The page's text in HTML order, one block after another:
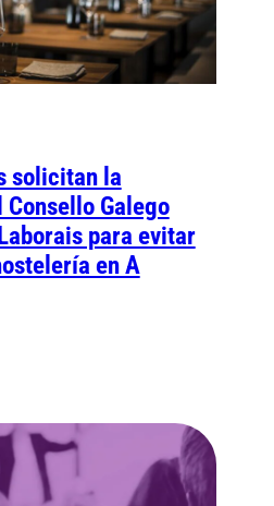
solicitan la
Galego
para evitar
en A